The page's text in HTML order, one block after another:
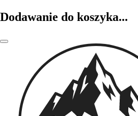
Dodawanie do koszyka...